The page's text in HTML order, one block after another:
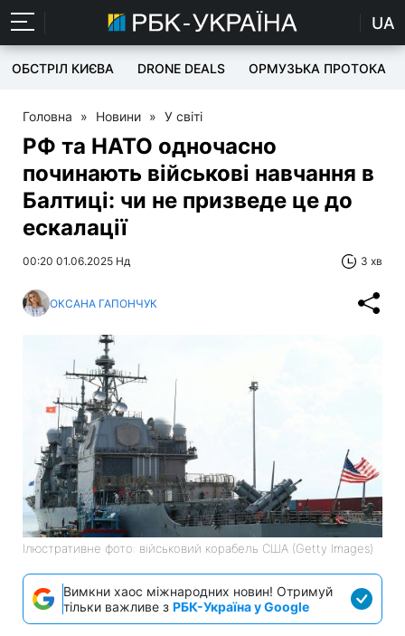
UA
ОБСТРІЛ КИЄВА DRONE DEALS ОРМУЗЬКА ПРОТОКА
Головна » Новини » У світі
РФ та НАТО одночасно
починають військові навчання в
Балтиці: чи не призведе це до
ескалації
00:20 01.06.2025 Нд 3 хв
ОКСАНА ГАПОНЧУК
Ілюстративне фото: військовий корабель США (Getty Images)
Вимкни хаос міжнародних новин! Отримуй
тільки важливе з РБК-Україна у Google